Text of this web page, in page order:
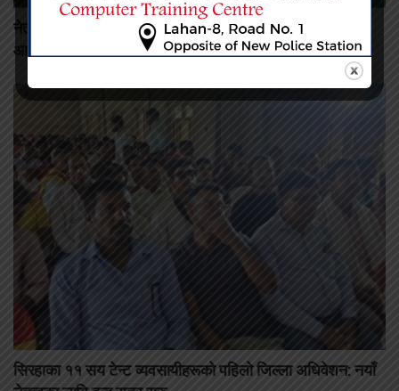
नेतृत्व, व्यक्तित्व र संगठन विकासमा केन्द्रित बहुच्याप्टर तालिम
आयोजना
सिरहाका ११ सय टेन्ट व्यवसायीहरूको पहिलो जिल्ला अधिवेशन: नयाँ